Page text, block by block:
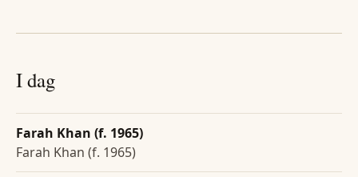
I dag
Farah Khan (f. 1965)
Farah Khan (f. 1965)